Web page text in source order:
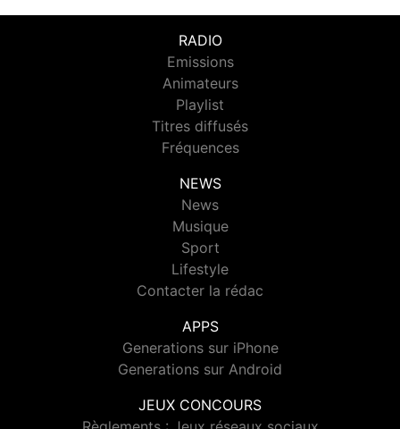
RADIO
Emissions
Animateurs
Playlist
Titres diffusés
Fréquences
NEWS
News
Musique
Sport
Lifestyle
Contacter la rédac
APPS
Generations sur iPhone
Generations sur Android
JEUX CONCOURS